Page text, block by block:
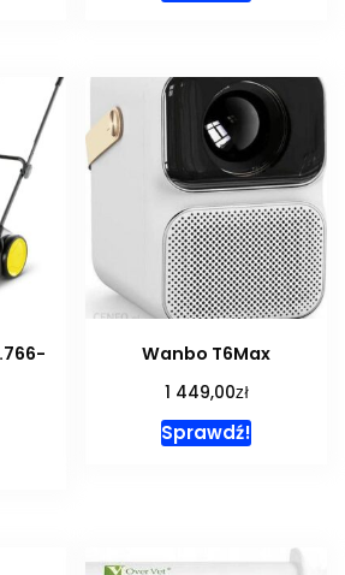
Wanbo T6Max
1 449,00zł
Sprawdź!